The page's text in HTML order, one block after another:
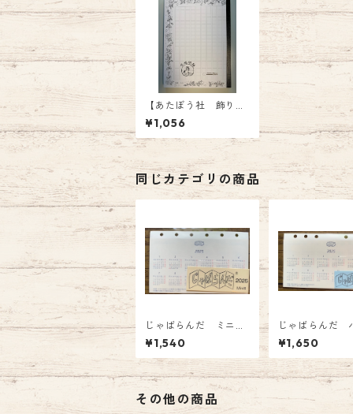
【あたぼう社 飾り原
稿用紙ノート】 ¥1,05
6.-(税込)
¥1,056
同じカテゴリの商品
じゃばらんだ ミニ
６ 2026年版 じゃ
ばら型システム手帳リ
フィル カレンダー
¥1,540
じゃばらんだ
ル 2026年版
ばら型システム
フィル カレ
¥1,650
その他の商品